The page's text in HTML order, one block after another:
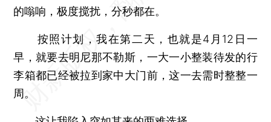
的嗡响，极度搅扰，分秒都在。
按照计划，我在第二天，也就是4月12日一
早，就要去明尼那不勒斯，一大一小整装待发的行
李箱都已经被拉到家中大门前，这一去需时整整一
周。